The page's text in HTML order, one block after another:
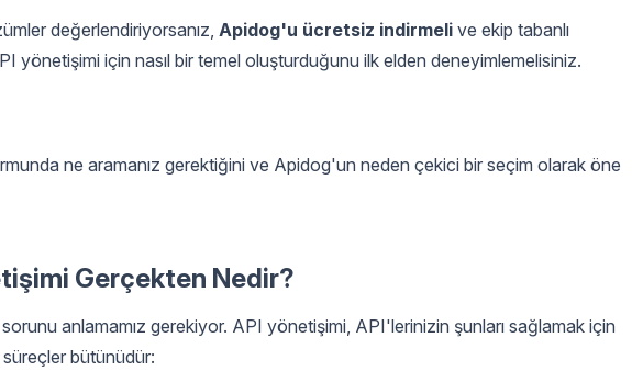
değerlendiriyorsanız, Apidog'u ücretsiz indirmeli ve ekip tabanlı
yönetişimi için nasıl bir temel oluşturduğunu ilk elden deneyimlemelisiniz.
ne aramanız gerektiğini ve Apidog'un neden çekici bir seçim olarak öne
Gerçekten Nedir?
anlamamız gerekiyor. API yönetişimi, API'lerinizin şunları sağlamak için
bütünüdür: